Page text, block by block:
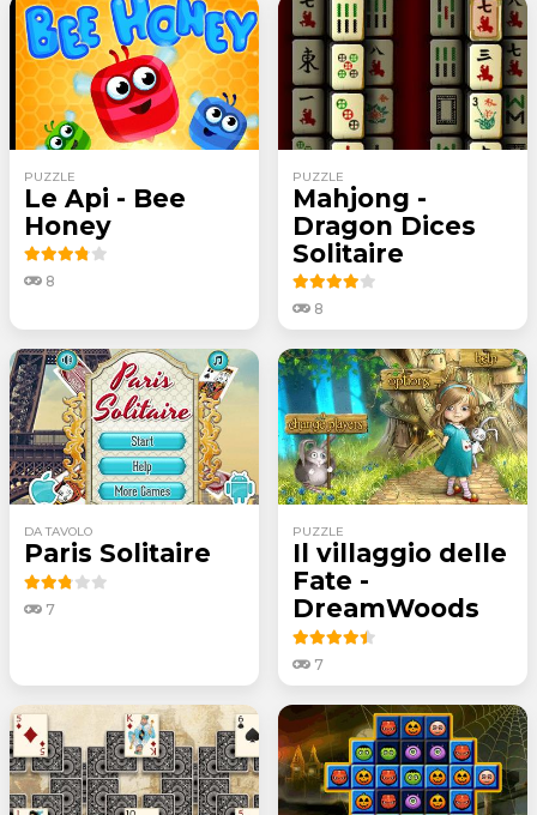
PUZZLE
Le Api - Bee
Honey
8
PUZZLE
Mahjong -
Dragon Dices
Solitaire
8
DA TAVOLO
Paris Solitaire
7
PUZZLE
Il villaggio delle
Fate -
DreamWoods
7